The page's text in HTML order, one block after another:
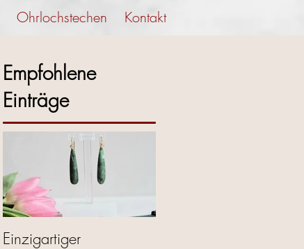
Ohrlochstechen Kontakt
Empfohlene
Einträge
Einzigartiger